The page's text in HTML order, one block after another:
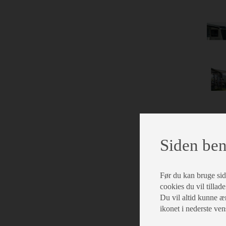
Siden
Før du kan bruge
cookies du vil
Du vil altid kunne
ikonet i nederste